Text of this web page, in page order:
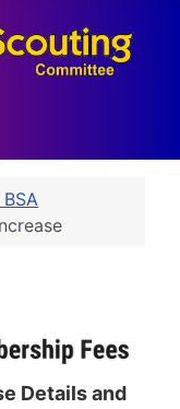
Details and